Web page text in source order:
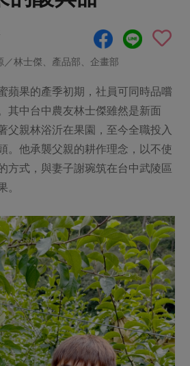
烘焙
沖泡飲品
個人清潔
織品
圖書禮品
案
告
！
親子食育
惜食
支持本土農糧
能源議題
減塑減廢
林士傑、產品部、企畫部
蘋果的產季初期，社員可同時品嚐
其中台中農友林士傑雖然是新面
父親林浴沂在果園，至今全職投入
。他承襲父親的耕作理念，以不使
方式，與妻子謝琬筑在台中武陵區
。